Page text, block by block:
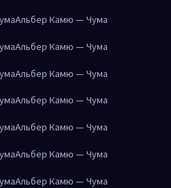
Альбер Камю — Чума
Альбер Камю — Чума
Альбер Камю — Чума
Альбер Камю — Чума
Альбер Камю — Чума
Альбер Камю — Чума
Альбер Камю — Чума